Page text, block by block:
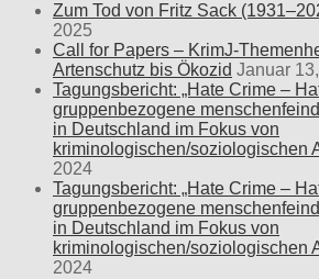
Zum Tod von Fritz Sack
2025
Call for Papers – KrimJ-
Artenschutz bis Ökozid Januar
Tagungsbericht: „Hate Crime –
gruppenbezogene
in Deutschland im Fokus von
kriminologischen/soziologischen
2024
Tagungsbericht: „Hate Crime –
gruppenbezogene
in Deutschland im Fokus von
kriminologischen/soziologischen
2024